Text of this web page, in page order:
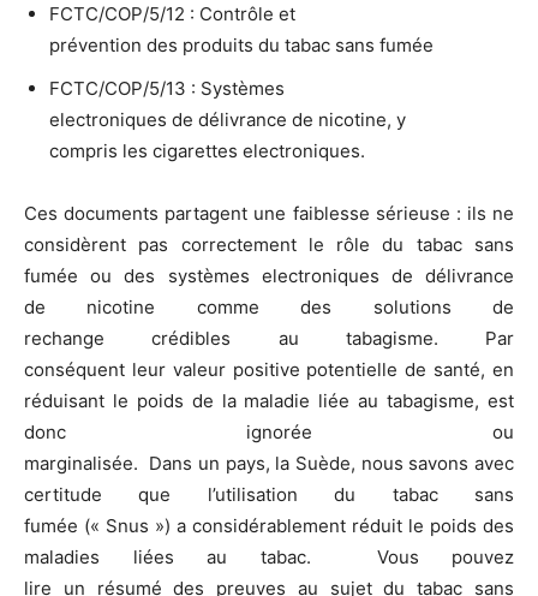
FCTC/COP/5/12 : Contrôle et
prévention des produits du tabac sans fumée
FCTC/COP/5/13 : Systèmes
electroniques de délivrance de nicotine, y
compris les cigarettes electroniques.
Ces documents partagent une faiblesse sérieuse : ils ne
considèrent pas correctement le rôle du tabac sans
fumée ou des systèmes electroniques de délivrance
de nicotine comme des solutions de
rechange crédibles au tabagisme. Par
conséquent leur valeur positive potentielle de santé, en
réduisant le poids de la maladie liée au tabagisme, est
donc ignorée ou
marginalisée. Dans un pays, la Suède, nous savons avec
certitude que l’utilisation du tabac sans
fumée (« Snus ») a considérablement réduit le poids des
maladies liées au tabac. Vous pouvez
lire un résumé des preuves au sujet du tabac sans